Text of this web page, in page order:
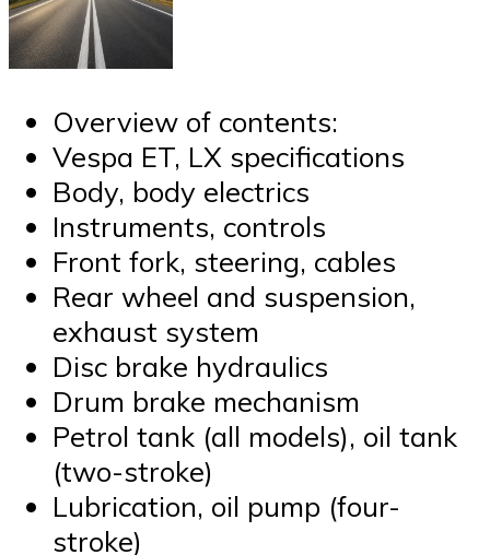
Overview of contents:
Vespa ET, LX specifications
Body, body electrics
Instruments, controls
Front fork, steering, cables
Rear wheel and suspension,
exhaust system
Disc brake hydraulics
Drum brake mechanism
Petrol tank (all models), oil tank
(two-stroke)
Lubrication, oil pump (four-
stroke)